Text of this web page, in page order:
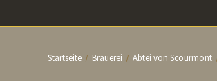
Startseite Brauerei Abtei von Scourmont